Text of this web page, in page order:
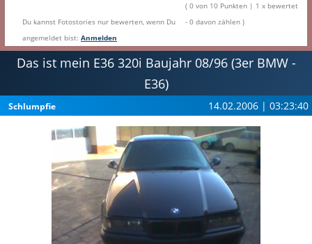
Du kannst Fotostories nur bewerten, wenn Du
angemeldet bist: Anmelden
( 0 von 10 Punkten | 1 x bewertet
- 0 davon zählen )
Das ist mein E36 320i Baujahr 08/96 (3er BMW -
E36)
Schlumpfie 14.02.2006 | 03:23:40